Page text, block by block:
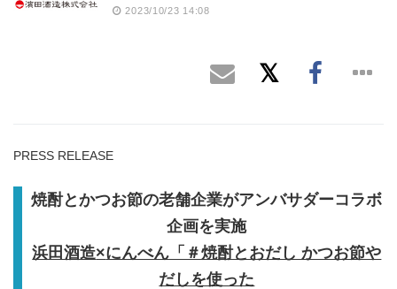
2023/10/23 14:08
PRESS RELEASE
焼酎とかつお節の老舗企業がアンバサダーコラボ
企画を実施
浜田酒造×にんべん「＃焼酎とおだし かつお節や
だしを使った